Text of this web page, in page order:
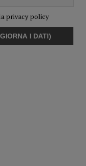
privacy policy